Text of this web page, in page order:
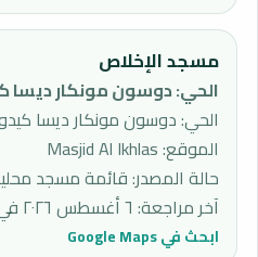
مسجد الإخلاص
الحي:دوسون مونكار ديسا
الحي: دوسون مونكار ديسا
الموقع: Masjid Al Ikhlas
حالة المصدر:قائمة مسجد
آخر مراجعة: ٦ أغسطس ٢٠٢٦ في ١٢:٥٠ ص
ابحث في Google Maps